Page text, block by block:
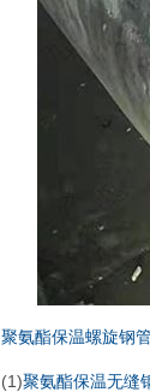
聚氨酯保温螺旋钢管
(1)聚氨酯保温无缝